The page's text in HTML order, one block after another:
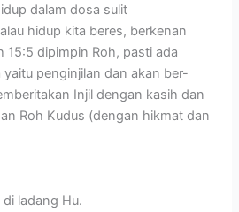
dalam dosa sulit
hidup kita beres, berkenan
15:5 dipimpin Roh, pasti ada
penginjilan dan akan ber-
Injil dengan kasih dan
Roh Kudus (dengan hikmat dan
di ladang Hu.